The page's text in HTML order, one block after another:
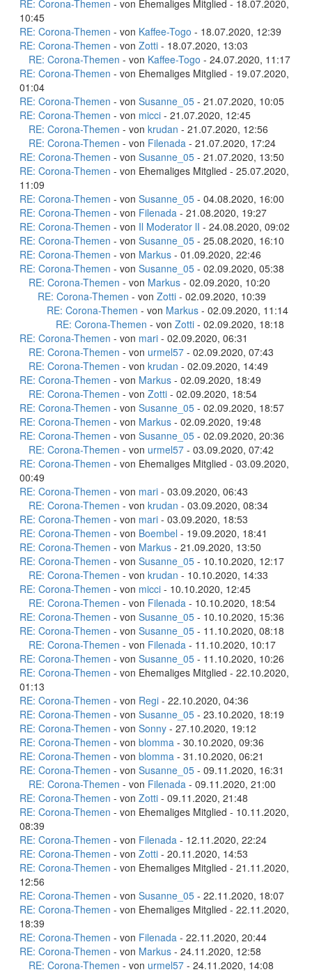
RE: Corona-Themen - von Ehemaliges Mitglied - 18.07.2020,
10:45
RE: Corona-Themen - von Kaffee-Togo - 18.07.2020, 12:39
RE: Corona-Themen - von Zotti - 18.07.2020, 13:03
RE: Corona-Themen - von Kaffee-Togo - 24.07.2020, 11:17
RE: Corona-Themen - von Ehemaliges Mitglied - 19.07.2020,
01:04
RE: Corona-Themen - von Susanne_05 - 21.07.2020, 10:05
RE: Corona-Themen - von micci - 21.07.2020, 12:45
RE: Corona-Themen - von krudan - 21.07.2020, 12:56
RE: Corona-Themen - von Filenada - 21.07.2020, 17:24
RE: Corona-Themen - von Susanne_05 - 21.07.2020, 13:50
RE: Corona-Themen - von Ehemaliges Mitglied - 25.07.2020,
11:09
RE: Corona-Themen - von Susanne_05 - 04.08.2020, 16:00
RE: Corona-Themen - von Filenada - 21.08.2020, 19:27
RE: Corona-Themen - von Il Moderator lI - 24.08.2020, 09:02
RE: Corona-Themen - von Susanne_05 - 25.08.2020, 16:10
RE: Corona-Themen - von Markus - 01.09.2020, 22:46
RE: Corona-Themen - von Susanne_05 - 02.09.2020, 05:38
RE: Corona-Themen - von Markus - 02.09.2020, 10:20
RE: Corona-Themen - von Zotti - 02.09.2020, 10:39
RE: Corona-Themen - von Markus - 02.09.2020, 11:14
RE: Corona-Themen - von Zotti - 02.09.2020, 18:18
RE: Corona-Themen - von mari - 02.09.2020, 06:31
RE: Corona-Themen - von urmel57 - 02.09.2020, 07:43
RE: Corona-Themen - von krudan - 02.09.2020, 14:49
RE: Corona-Themen - von Markus - 02.09.2020, 18:49
RE: Corona-Themen - von Zotti - 02.09.2020, 18:54
RE: Corona-Themen - von Susanne_05 - 02.09.2020, 18:57
RE: Corona-Themen - von Markus - 02.09.2020, 19:48
RE: Corona-Themen - von Susanne_05 - 02.09.2020, 20:36
RE: Corona-Themen - von urmel57 - 03.09.2020, 07:42
RE: Corona-Themen - von Ehemaliges Mitglied - 03.09.2020,
00:49
RE: Corona-Themen - von mari - 03.09.2020, 06:43
RE: Corona-Themen - von krudan - 03.09.2020, 08:34
RE: Corona-Themen - von mari - 03.09.2020, 18:53
RE: Corona-Themen - von Boembel - 19.09.2020, 18:41
RE: Corona-Themen - von Markus - 21.09.2020, 13:50
RE: Corona-Themen - von Susanne_05 - 10.10.2020, 12:17
RE: Corona-Themen - von krudan - 10.10.2020, 14:33
RE: Corona-Themen - von micci - 10.10.2020, 12:45
RE: Corona-Themen - von Filenada - 10.10.2020, 18:54
RE: Corona-Themen - von Susanne_05 - 10.10.2020, 15:36
RE: Corona-Themen - von Susanne_05 - 11.10.2020, 08:18
RE: Corona-Themen - von Filenada - 11.10.2020, 10:17
RE: Corona-Themen - von Susanne_05 - 11.10.2020, 10:26
RE: Corona-Themen - von Ehemaliges Mitglied - 22.10.2020,
01:13
RE: Corona-Themen - von Regi - 22.10.2020, 04:36
RE: Corona-Themen - von Susanne_05 - 23.10.2020, 18:19
RE: Corona-Themen - von Sonny - 27.10.2020, 19:12
RE: Corona-Themen - von blomma - 30.10.2020, 09:36
RE: Corona-Themen - von blomma - 31.10.2020, 06:21
RE: Corona-Themen - von Susanne_05 - 09.11.2020, 16:31
RE: Corona-Themen - von Filenada - 09.11.2020, 21:00
RE: Corona-Themen - von Zotti - 09.11.2020, 21:48
RE: Corona-Themen - von Ehemaliges Mitglied - 10.11.2020,
08:39
RE: Corona-Themen - von Filenada - 12.11.2020, 22:24
RE: Corona-Themen - von Zotti - 20.11.2020, 14:53
RE: Corona-Themen - von Ehemaliges Mitglied - 21.11.2020,
12:56
RE: Corona-Themen - von Susanne_05 - 22.11.2020, 18:07
RE: Corona-Themen - von Ehemaliges Mitglied - 22.11.2020,
18:39
RE: Corona-Themen - von Filenada - 22.11.2020, 20:44
RE: Corona-Themen - von Markus - 24.11.2020, 12:58
RE: Corona-Themen - von urmel57 - 24.11.2020, 14:08